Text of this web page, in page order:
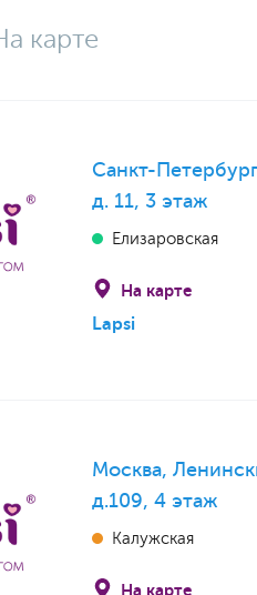
карте
Санкт-
д. 11, 3 этаж
Елизаровская
На карте
Lapsi
Москва,
д.109, 4 этаж
Калужская
На карте